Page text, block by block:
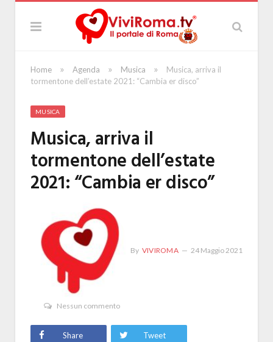
Home » Agenda » Musica »
Musica, arriva il
tormentone dell’estate 2021: “Cambia er disco”
MUSICA
Musica, arriva il
tormentone dell’estate
2021: “Cambia er disco”
By VIVIROMA 24 Maggio 2021
Nessun commento
Share Tweet